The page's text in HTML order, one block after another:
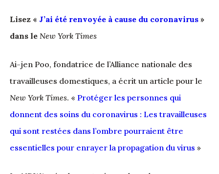
Lisez « J’ai été renvoyée à cause du coronavirus »
dans le New York Times
Ai-jen Poo, fondatrice de l’Alliance nationale des
travailleuses domestiques, a écrit un article pour le
New York Times. « Protéger les personnes qui
donnent des soins du coronavirus : Les travailleuses
qui sont restées dans l’ombre pourraient être
essentielles pour enrayer la propagation du virus »